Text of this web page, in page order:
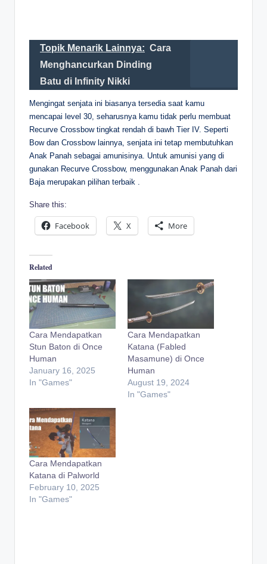
Topik Menarik Lainnya: Cara
Menghancurkan Dinding
Batu di Infinity Nikki
Mengingat senjata ini biasanya tersedia saat kamu
mencapai level 30, seharusnya kamu tidak perlu membuat
Recurve Crossbow tingkat rendah di bawh Tier IV. Seperti
Bow dan Crossbow lainnya, senjata ini tetap membutuhkan
Anak Panah sebagai amunisinya. Untuk amunisi yang di
gunakan Recurve Crossbow, menggunakan Anak Panah dari
Baja merupakan pilihan terbaik .
Share this:
Facebook X More
Related
Cara Mendapatkan
Stun Baton di Once
Human
January 16, 2025
In "Games"
Cara Mendapatkan
Katana (Fabled
Masamune) di Once
Human
August 19, 2024
In "Games"
Cara Mendapatkan
Katana di Palworld
February 10, 2025
In "Games"